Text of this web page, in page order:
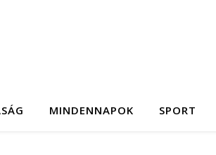
MINDENNAPOK SPORT